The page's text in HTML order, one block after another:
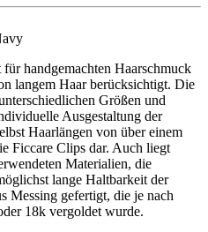
handgemachten Haarschmuck
langem Haar berücksichtigt. Die
Größen und
Ausgestaltung der
Haarlängen von über einem
Ficcare Clips dar. Auch liegt
Materialien, die
lange Haltbarkeit der
Messing gefertigt, die je nach
18k vergoldet wurde.